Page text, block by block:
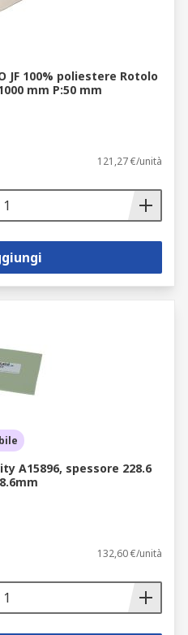
JF 100% poliestere Rotolo
mm P:50 mm
121,27 €/unità
A15896, spessore 228.6
132,60 €/unità